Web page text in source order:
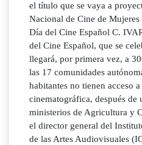
el título que se vaya a
Nacional de Cine de
Día del Cine Español C.
del Cine Español, que se
llegará, por primera vez, a
las 17 comunidades
habitantes no tienen acceso
cinematográfica, después de
ministerios de Agricultura y
el director general del
de las Artes Audiovisuales